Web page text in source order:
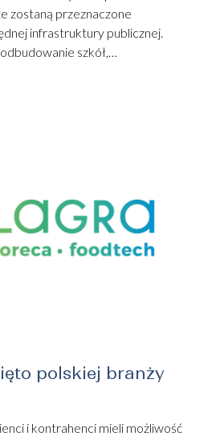
zostaną przeznaczone
infrastruktury publicznej.
szkół,…
polskiej branży
i kontrahenci mieli możliwość